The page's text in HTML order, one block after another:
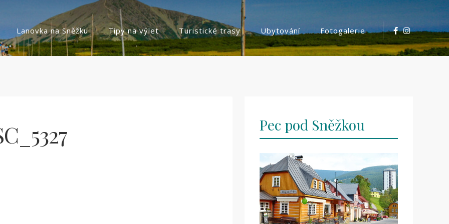
Lanovka na Sněžku Tipy na výlet Turistické trasy Ubytování Fotogalerie
Pec pod Sněžkou